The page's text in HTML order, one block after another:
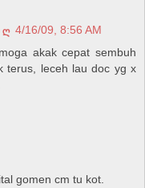
ღ 4/16/09, 8:56 AM
akak cepat sembuh
terus, leceh lau doc yg x
gomen cm tu kot.